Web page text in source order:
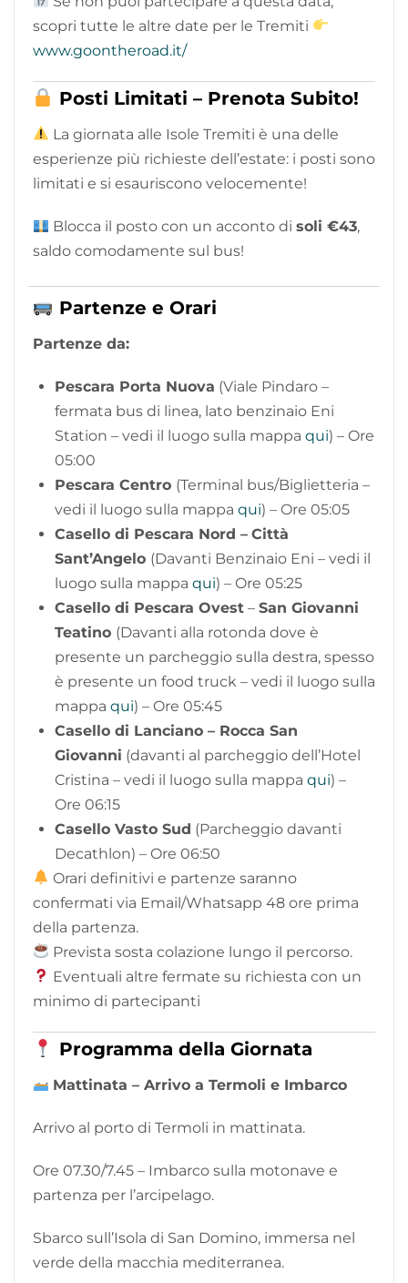
scopri tutte le altre date per le Tremiti
www.goontheroad.it/
Posti Limitati – Prenota Subito!
La giornata alle Isole Tremiti è una delle
esperienze più richieste dell’estate: i posti sono
limitati e si esauriscono velocemente!
Blocca il posto con un acconto disoli €43,
saldo comodamente sul bus!
Partenze e Orari
Partenze da:
Pescara Porta Nuova (Viale Pindaro –
fermata bus di linea, lato benzinaio Eni
Station – vedi il luogo sulla mappa qui) – Ore
05:00
Pescara Centro (Terminal bus/Biglietteria –
vedi il luogo sulla mappa qui) – Ore 05:05
Casello di Pescara Nord – Città
Sant’Angelo (Davanti Benzinaio Eni – vedi il
luogo sulla mappa qui) – Ore 05:25
Casello di Pescara Ovest – San Giovanni
Teatino (Davanti alla rotonda dove è
presente un parcheggio sulla destra, spesso
è presente un food truck – vedi il luogo sulla
mappa qui) – Ore 05:45
Casello di Lanciano – Rocca San
Giovanni (davanti al parcheggio dell’Hotel
Cristina – vedi il luogo sulla mappa qui) –
Ore 06:15
Casello Vasto Sud (Parcheggio davanti
Decathlon) – Ore 06:50
Orari definitivi e partenze saranno
confermati via Email/Whatsapp 48 ore prima
della partenza.
Prevista sosta colazione lungo il percorso.
Eventuali altre fermate su richiesta con un
minimo di partecipanti
Programma della Giornata
Mattinata – Arrivo a Termoli e Imbarco
Arrivo al porto di Termoli in mattinata.
Ore 07.30/7.45 – Imbarco sulla motonave e
partenza per l’arcipelago.
Sbarco sull’Isola di San Domino, immersa nel
verde della macchia mediterranea.